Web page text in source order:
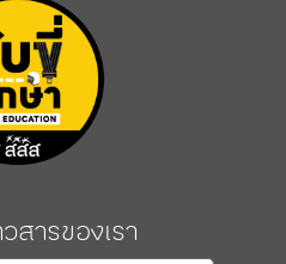
สารของเรา